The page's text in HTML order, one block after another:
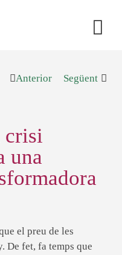
Anterior Següent
crisi
una
el preu de les
De fet, fa temps que